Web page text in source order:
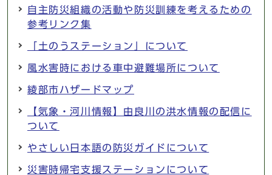
自主防災組織の活動や防災訓練を考えるための
参考リンク集
「土のうステーション」について
風水害時における車中避難場所について
綾部市ハザードマップ
【気象・河川情報】由良川の洪水情報の配信に
ついて
やさしい日本語の防災ガイドについて
災害時帰宅支援ステーションについて